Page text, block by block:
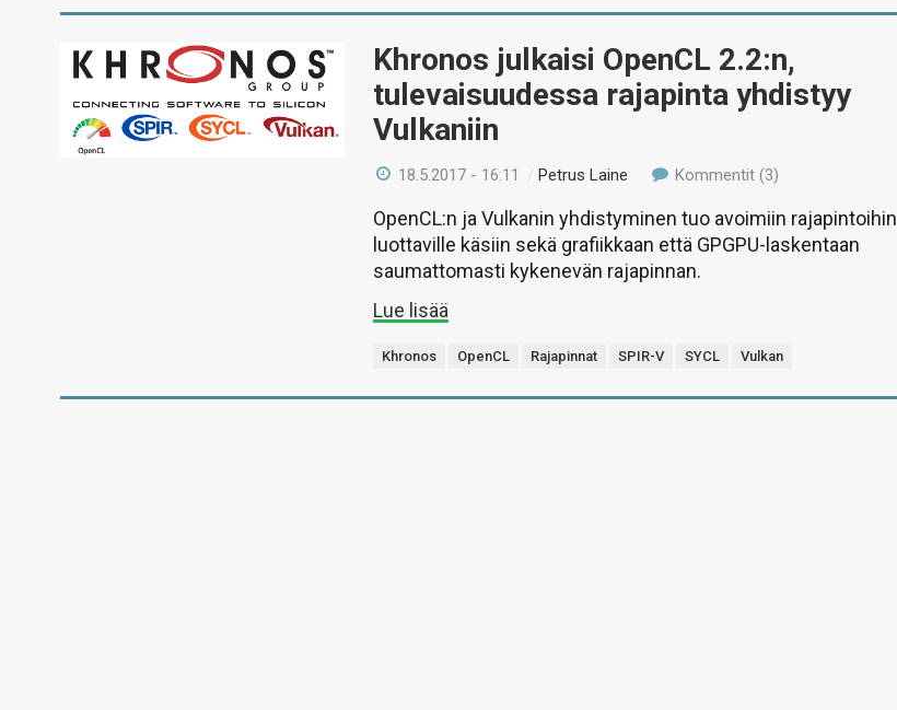
Khronos julkaisi OpenCL 2.2:n,
tulevaisuudessa rajapinta yhdistyy
Vulkaniin
18.5.2017 - 16:11 /Petrus Laine Kommentit (3)
OpenCL:n ja Vulkanin yhdistyminen tuo avoimiin rajapintoihin
luottaville käsiin sekä grafiikkaan että GPGPU-laskentaan
saumattomasti kykenevän rajapinnan.
Lue lisää
Khronos OpenCL Rajapinnat SPIR-V SYCL Vulkan